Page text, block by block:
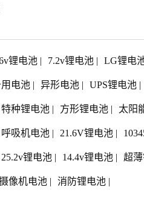
锂电池 | 7.2v锂电池 | LG锂电
电池 | 异形电池 | UPS锂电池 |
特种锂电池 | 方形锂电池 | 太阳
呼吸机电池 | 21.6V锂电池 |
25.2v锂电池 | 14.4v锂电池 | 超
像机电池 | 消防锂电池 |